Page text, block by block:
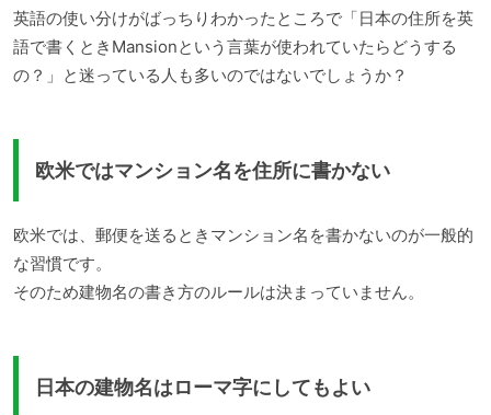
英語の使い分けがばっちりわかったところで「日本の住所を英
語で書くときMansionという言葉が使われていたらどうする
の？」と迷っている人も多いのではないでしょうか？
欧米ではマンション名を住所に書かない
欧米では、郵便を送るときマンション名を書かないのが一般的
な習慣です。
そのため建物名の書き方のルールは決まっていません。
日本の建物名はローマ字にしてもよい